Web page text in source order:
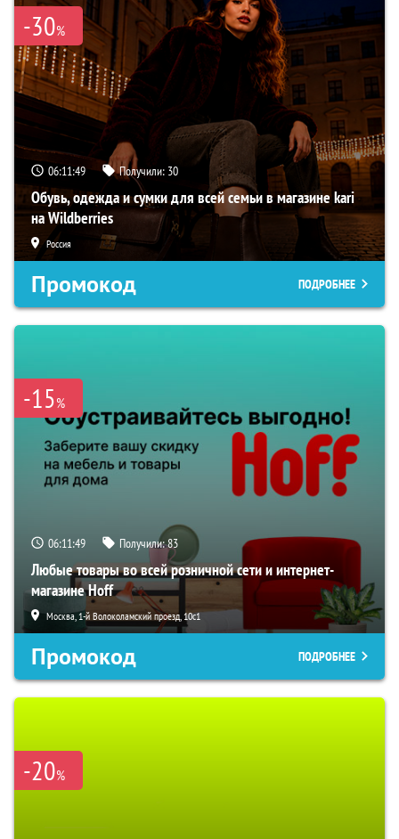
-30%
06:11:48 Получили: 30
Обувь, одежда и сумки для всей семьи в магазине kari
на Wildberries
Россия
Промокод ПОДРОБНЕЕ
-15%
06:11:48 Получили:83
Любые товары во всей розничной сети и интернет-
магазине Hoff
Москва, 1-й Волоколамский проезд, 10с1
Промокод ПОДРОБНЕЕ
-20%